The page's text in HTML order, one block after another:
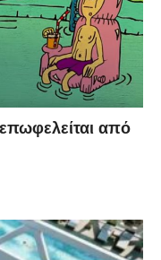
επωφελείται από